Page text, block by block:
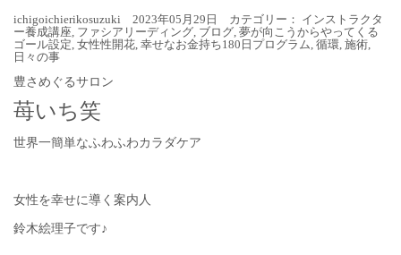
ichigoichierikosuzuki 2023年05月29日 カテゴリー： インストラクタ
ー養成講座, ファシアリーディング, ブログ, 夢が向こうからやってくる
ゴール設定, 女性性開花, 幸せなお金持ち180日プログラム, 循環, 施術,
日々の事
豊さめぐるサロン
苺いち笑
世界一簡単なふわふわカラダケア
女性を幸せに導く案内人
鈴木絵理子です♪